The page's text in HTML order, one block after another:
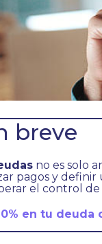
breve
no es solo
pagos y
el control
en tu deuda